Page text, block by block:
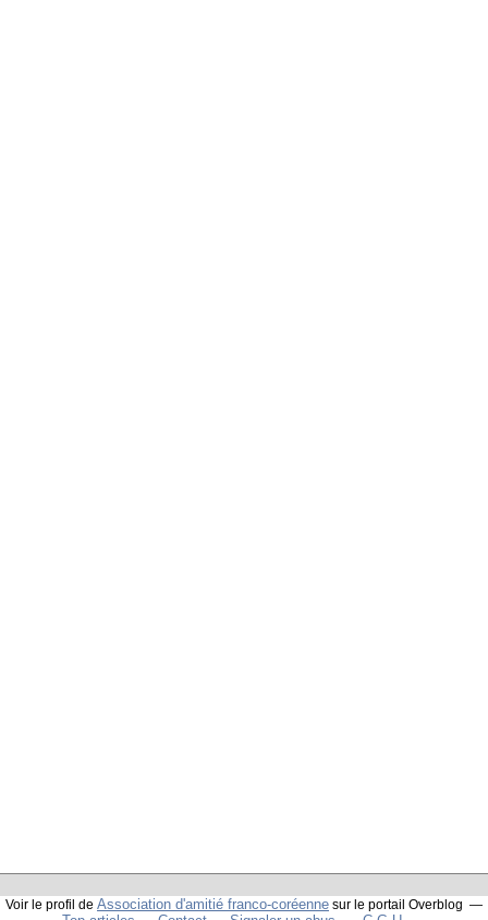
Voir le profil de Association d'amitié franco-coréenne sur le portail Overblog